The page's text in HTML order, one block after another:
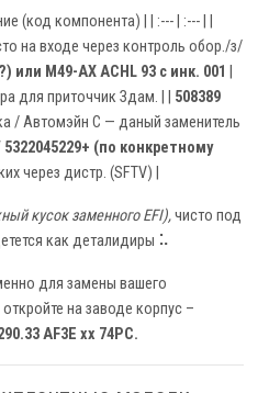
(код компонента) | | :--- | :--- | |
на входе через контроль обор./з/
или M49-AX ACHL 93 с инк. 001
для приточчик Здам. | | 508389
/ Автомэйн С — даный заменитель
5322045229+ (по конкретному
через дистр. (SFTV) |
кусок заменного EFI),чисто под
как деталидиры ⠥
для замены вашего
на заводе корпус –
AF3E xx 74PC.